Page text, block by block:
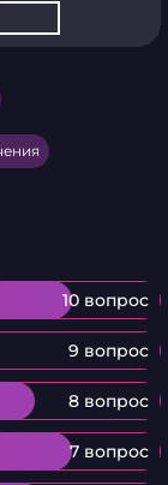
10 вопрос
9 вопрос
8 вопрос
7 вопрос